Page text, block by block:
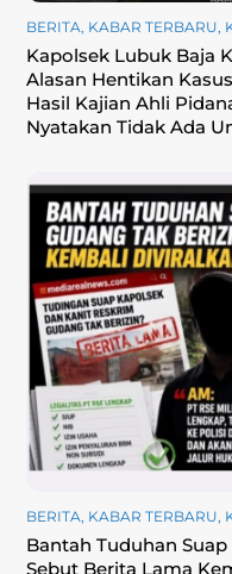
BERITA, KABAR TERBARU,
Kapolsek Lubuk Baja
Alasan Hentikan
Hasil Kajian Ahli
Nyatakan Tidak Ada
BERITA, KABAR TERBARU,
Bantah Tuduhan
Sebut Berita Lama